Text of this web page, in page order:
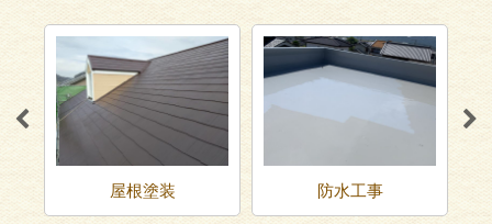
屋根塗装 防水工事